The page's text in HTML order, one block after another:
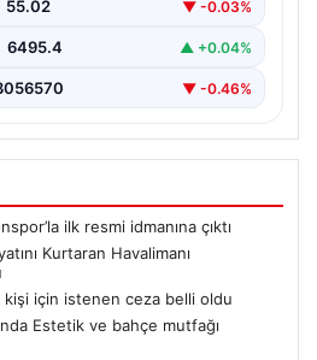
55.02 ▼ -0.03%
6495.4 ▲ +0.04%
▼ -0.46%
ilk resmi idmanına çıktı
Kurtaran Havalimanı
kişi için istenen ceza belli oldu
Estetik ve bahçe mutfağı